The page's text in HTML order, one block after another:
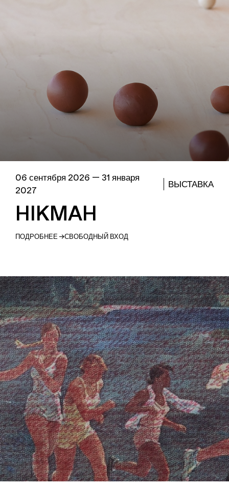
06 сентября 2026 — 31 января
ПОДРОБНЕЕ → СВОБОДНЫЙ ВХОД
09 мая — 22 ноября 2026 ВЫСТАВКА
«Инструменты разума»